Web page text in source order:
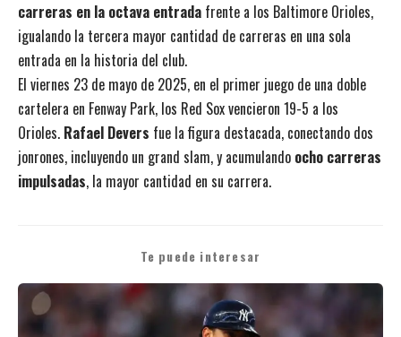
carreras en la octava entrada frente a los Baltimore Orioles,
igualando la tercera mayor cantidad de carreras en una sola
entrada en la historia del club.
El viernes 23 de mayo de 2025, en el primer juego de una doble
cartelera en Fenway Park, los Red Sox vencieron 19-5 a los
Orioles. Rafael Devers fue la figura destacada, conectando dos
jonrones, incluyendo un grand slam, y acumulando ocho carreras
impulsadas, la mayor cantidad en su carrera.
Te puede interesar